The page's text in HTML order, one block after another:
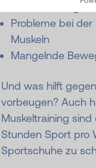
Probleme bei
Muskeln
Mangelnde
Und was hilft
vorbeugen? Auch
Muskeltraining
Stunden Sport pro
Sportschuhe zu